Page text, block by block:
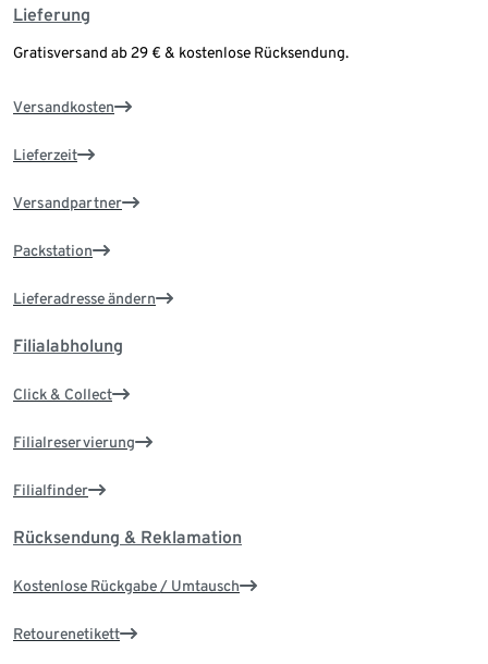
Lieferung
Gratisversand ab 29 € & kostenlose Rücksendung.
Versandkosten
Lieferzeit
Versandpartner
Packstation
Lieferadresse ändern
Filialabholung
Click & Collect
Filialreservierung
Filialfinder
Rücksendung & Reklamation
Kostenlose Rückgabe / Umtausch
Retourenetikett